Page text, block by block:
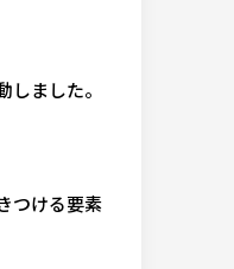
ました。
つける要素